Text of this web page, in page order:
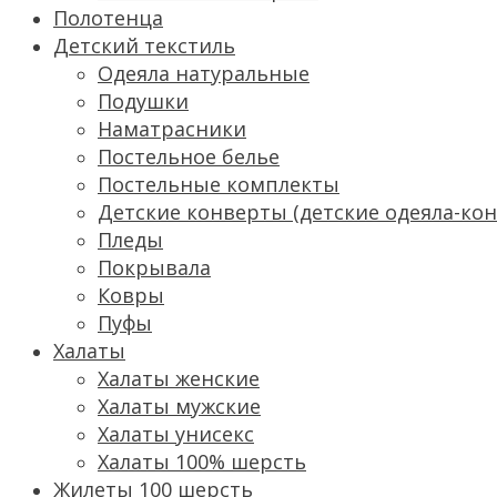
Полотенца
Детский текстиль
Одеяла натуральные
Подушки
Наматрасники
Постельное белье
Постельные комплекты
Детские конверты (детские одеяла-
Пледы
Покрывала
Ковры
Пуфы
Халаты
Халаты женские
Халаты мужские
Халаты унисекс
Халаты 100% шерсть
Жилеты 100 шерсть